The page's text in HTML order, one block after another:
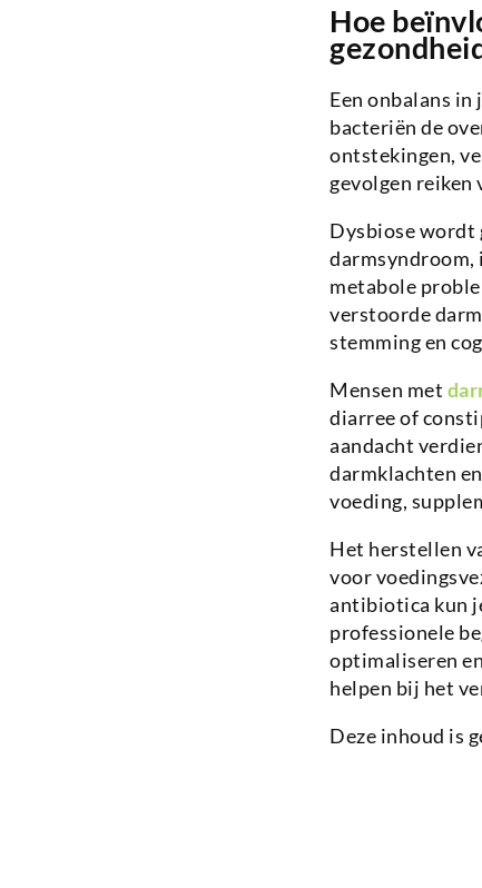
Hoe
Een onbalans
bacteriën de
ontstekingen,
gevolgen reiken
Dysbiose wordt
darmsyndroom,
metabole
verstoorde
stemming en
Mensen met
diarree of
aandacht
darmklachten
voeding,
Het herstellen
voor
antibiotica kun
professionele
optimaliseren
helpen bij het
Deze inhoud is